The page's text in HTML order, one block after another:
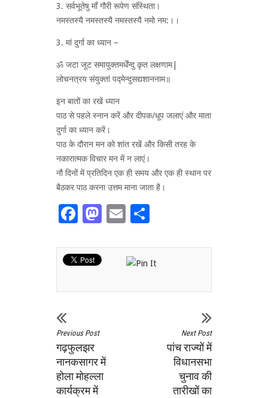
3. सर्वभू‍तेषु माँ गौरी रूपेण संस्थिता।
नमस्तस्यै नमस्तस्यै नमस्तस्यै नमो नम:।।
3. मां दुर्गा का ध्यान –
ॐ जटा जूट समायुक्तमर्धेंन्दु कृत लक्षणाम|
लोचनत्रय संयुक्तां पद्मेन्दुसद्यशाननाम॥
इन बातों का रखें ध्यान
पाठ से पहले स्नान करें और दीपक/धूप जलाएं और माता
दुर्गा का ध्यान करें।
पाठ के दौरान मन को शांत रखें और किसी तरह के
नकारात्मक विचार मन में न लाएं।
नौ दिनों में प्रतिदिन एक ही समय और एक ही स्थान पर
बैठकर पाठ करना उत्तम माना जाता है।
Facebook
Mastodon
Email
Previous Post
गढ़फुलझर
नानकसागर में
होला मोहल्ला
कार्यक्रम में
Next Post
पांच राज्यों में
विधानसभा
चुनाव की
तारीखों का